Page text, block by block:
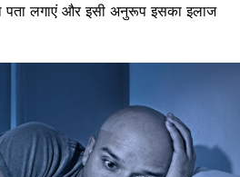
लगाएं और इसी अनुरूप इसका इलाज